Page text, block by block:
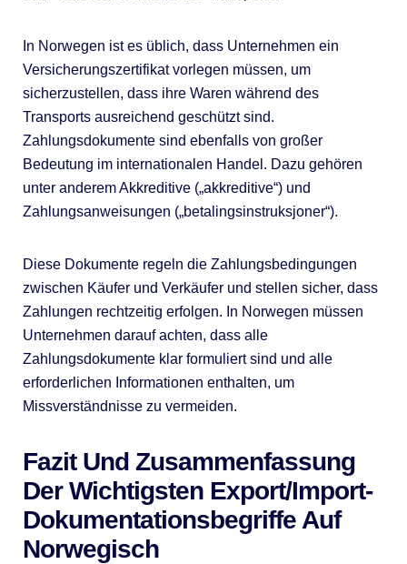
In Norwegen ist es üblich, dass Unternehmen ein
Versicherungszertifikat vorlegen müssen, um
sicherzustellen, dass ihre Waren während des
Transports ausreichend geschützt sind.
Zahlungsdokumente sind ebenfalls von großer
Bedeutung im internationalen Handel. Dazu gehören
unter anderem Akkreditive („akkreditive“) und
Zahlungsanweisungen („betalingsinstruksjoner“).
Diese Dokumente regeln die Zahlungsbedingungen
zwischen Käufer und Verkäufer und stellen sicher, dass
Zahlungen rechtzeitig erfolgen. In Norwegen müssen
Unternehmen darauf achten, dass alle
Zahlungsdokumente klar formuliert sind und alle
erforderlichen Informationen enthalten, um
Missverständnisse zu vermeiden.
Fazit Und Zusammenfassung
Der Wichtigsten Export/Import-
Dokumentationsbegriffe Auf
Norwegisch